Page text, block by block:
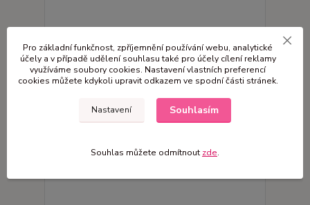
Látkový běhoun 42x128cm
210 Kč /ks skladem 1 ks
Přidat do košíku
Novinka
Pro základní funkčnost, zpříjemnění používání webu, analytické
účely a v případě udělení souhlasu také pro účely cílení reklamy
využíváme soubory cookies. Nastavení vlastních preferencí
cookies můžete kdykoli upravit odkazem ve spodní části stránek.
Nastavení Souhlasím
Souhlas můžete odmítnout zde.